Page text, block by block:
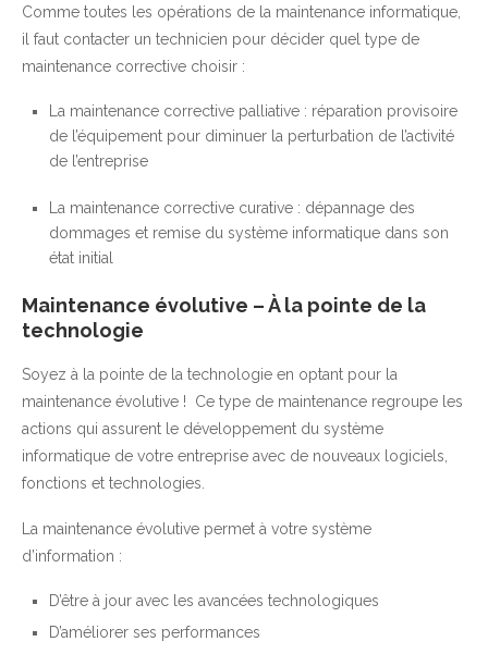
Comme toutes les opérations de la maintenance informatique,
il faut contacter un technicien pour décider quel type de
maintenance corrective choisir :
La maintenance corrective palliative : réparation provisoire
de l’équipement pour diminuer la perturbation de l’activité
de l’entreprise
La maintenance corrective curative : dépannage des
dommages et remise du système informatique dans son
état initial
Maintenance évolutive – À la pointe de la
technologie
Soyez à la pointe de la technologie en optant pour la
maintenance évolutive ! Ce type de maintenance regroupe les
actions qui assurent le développement du système
informatique de votre entreprise avec de nouveaux logiciels,
fonctions et technologies.
La maintenance évolutive permet à votre système
d’information :
D’être à jour avec les avancées technologiques
D’améliorer ses performances